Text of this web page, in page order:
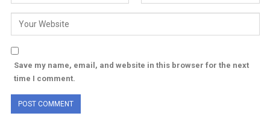
Save my name, email, and website in this browser for the next
time I comment.